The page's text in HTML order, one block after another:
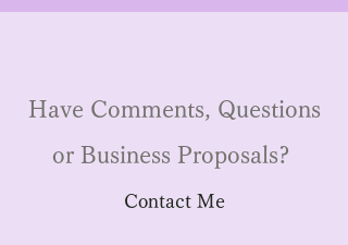
Have Comments, Questions
or Business Proposals?
Contact Me